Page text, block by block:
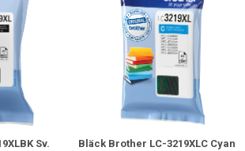
Sv. Bläck Brother LC-3219XLC Cyan